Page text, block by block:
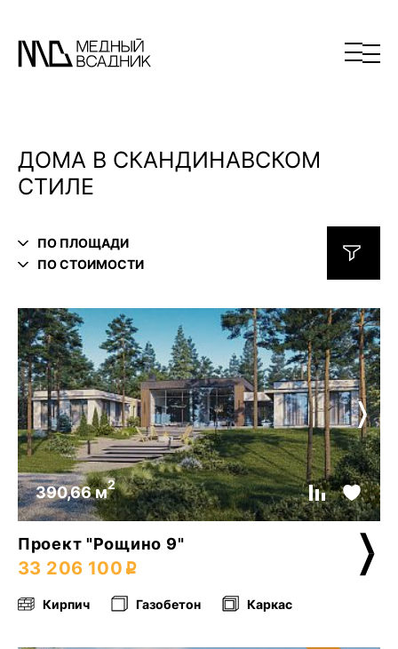
ДОМА В СКАНДИНАВСКОМ
СТИЛЕ
ПО ПЛОЩАДИ
ПО СТОИМОСТИ
390,66 м2
Проект "Рощино 9"
33 206 100
Кирпич Газобетон Каркас